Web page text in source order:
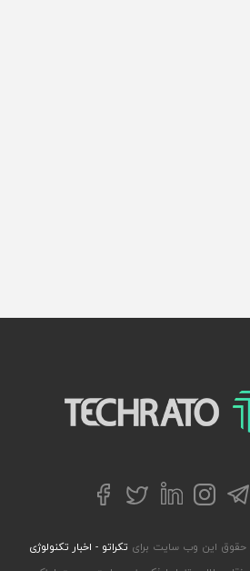
با تکنولوژی
تلگراماینستاگرام
لینکداینتوییترفیسبوک
تکراتو - اخبار تکنولوژی